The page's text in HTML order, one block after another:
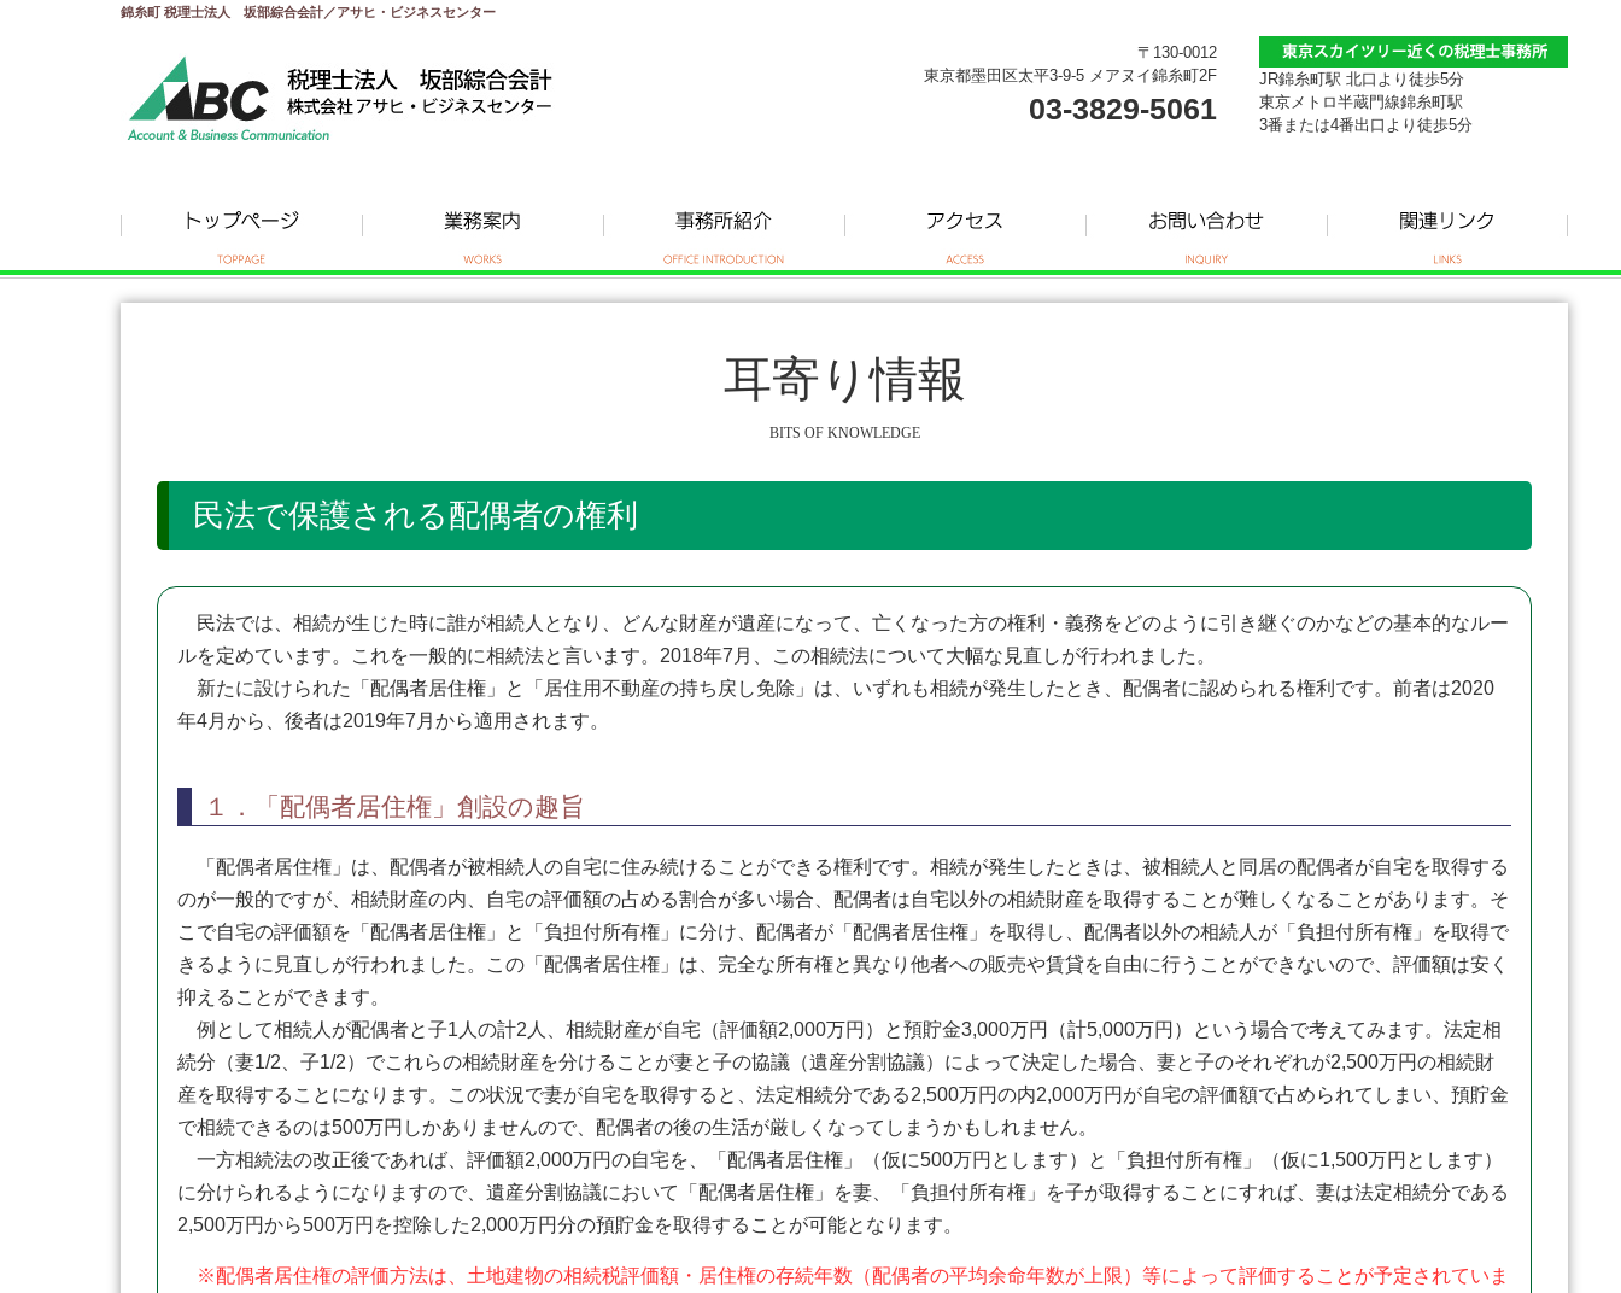
錦糸町 税理士法人 坂部綜合会計／アサヒ・ビジネスセンター
〒130-0012
東京都墨田区太平3-9-5 メアヌイ錦糸町2F
03-3829-5061
JR錦糸町駅 北口より徒歩5分
東京メトロ半蔵門線錦糸町駅
3番または4番出口より徒歩5分
耳寄り情報
BITS OF KNOWLEDGE
民法で保護される配偶者の権利
民法では、相続が生じた時に誰が相続人となり、どんな財産が遺産になって、亡くなった方の権利・義務をどのように引き継ぐのかなどの基本的なルー
ルを定めています。これを一般的に相続法と言います。2018年7月、この相続法について大幅な見直しが行われました。
新たに設けられた「配偶者居住権」と「居住用不動産の持ち戻し免除」は、いずれも相続が発生したとき、配偶者に認められる権利です。前者は2020
年4月から、後者は2019年7月から適用されます。
１．「配偶者居住権」創設の趣旨
「配偶者居住権」は、配偶者が被相続人の自宅に住み続けることができる権利です。相続が発生したときは、被相続人と同居の配偶者が自宅を取得する
のが一般的ですが、相続財産の内、自宅の評価額の占める割合が多い場合、配偶者は自宅以外の相続財産を取得することが難しくなることがあります。そ
こで自宅の評価額を「配偶者居住権」と「負担付所有権」に分け、配偶者が「配偶者居住権」を取得し、配偶者以外の相続人が「負担付所有権」を取得で
きるように見直しが行われました。この「配偶者居住権」は、完全な所有権と異なり他者への販売や賃貸を自由に行うことができないので、評価額は安く
抑えることができます。
例として相続人が配偶者と子1人の計2人、相続財産が自宅（評価額2,000万円）と預貯金3,000万円（計5,000万円）という場合で考えてみます。法定相
続分（妻1/2、子1/2）でこれらの相続財産を分けることが妻と子の協議（遺産分割協議）によって決定した場合、妻と子のそれぞれが2,500万円の相続財
産を取得することになります。この状況で妻が自宅を取得すると、法定相続分である2,500万円の内2,000万円が自宅の評価額で占められてしまい、預貯金
で相続できるのは500万円しかありませんので、配偶者の後の生活が厳しくなってしまうかもしれません。
一方相続法の改正後であれば、評価額2,000万円の自宅を、「配偶者居住権」（仮に500万円とします）と「負担付所有権」（仮に1,500万円とします）
に分けられるようになりますので、遺産分割協議において「配偶者居住権」を妻、「負担付所有権」を子が取得することにすれば、妻は法定相続分である
2,500万円から500万円を控除した2,000万円分の預貯金を取得することが可能となります。
※配偶者居住権の評価方法は、土地建物の相続税評価額・居住権の存続年数（配偶者の平均余命年数が上限）等によって評価することが予定されていま